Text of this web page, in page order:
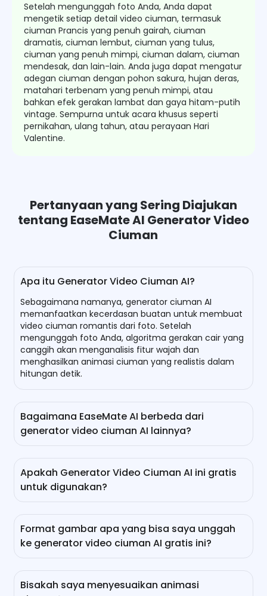
Setelah mengunggah foto Anda, Anda dapat
mengetik setiap detail video ciuman, termasuk
ciuman Prancis yang penuh gairah, ciuman
dramatis, ciuman lembut, ciuman yang tulus,
ciuman yang penuh mimpi, ciuman dalam, ciuman
mendesak, dan lain-lain. Anda juga dapat mengatur
adegan ciuman dengan pohon sakura, hujan deras,
matahari terbenam yang penuh mimpi, atau
bahkan efek gerakan lambat dan gaya hitam-putih
vintage. Sempurna untuk acara khusus seperti
pernikahan, ulang tahun, atau perayaan Hari
Valentine.
Pertanyaan yang Sering Diajukan
tentang EaseMate AI Generator Video
Ciuman
Apa itu Generator Video Ciuman AI?
Sebagaimana namanya, generator ciuman AI
memanfaatkan kecerdasan buatan untuk membuat
video ciuman romantis dari foto. Setelah
mengunggah foto Anda, algoritma gerakan cair yang
canggih akan menganalisis fitur wajah dan
menghasilkan animasi ciuman yang realistis dalam
hitungan detik.
Bagaimana EaseMate AI berbeda dari
generator video ciuman AI lainnya?
Anda menjadi video ciuman AI yang romantis, tetapi
juga memungkinkan Anda untuk membuat video
penuh perasaan dengan AI. Cukup ketikkan adegan
ciuman dan efek yang Anda inginkan, seperti ciuman
di bawah matahari terbenam, lampu kota, hujan,
Apakah Generator Video Ciuman AI ini gratis
untuk digunakan?
memungkinkan Anda untuk membuat 2 video
ciuman dengan AI.
Format gambar apa yang bisa saya unggah
ke generator video ciuman AI gratis ini?
untuk memilih gambar yang jelas yang dapat
Bisakah saya menyesuaikan animasi